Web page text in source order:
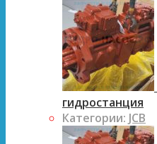
гидростанция
Категории: JCB